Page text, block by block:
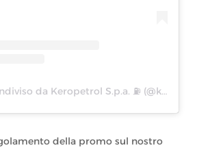
Un post condiviso da Keropetrol S.p.a. ⛽️ (@keropetrol_spa_)
della promo sul nostro